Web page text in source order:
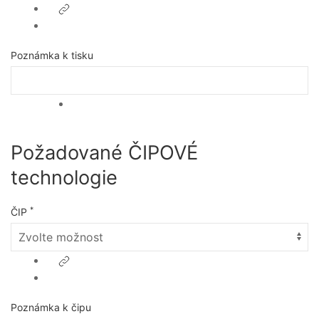
Poznámka k tisku
Požadované ČIPOVÉ
technologie
ČIP *
Poznámka k čipu